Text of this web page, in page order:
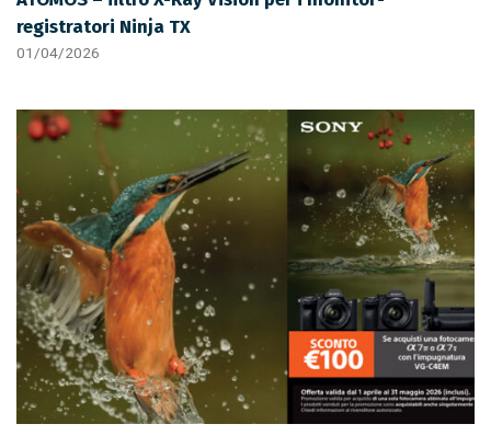
registratori Ninja TX
01/04/2026